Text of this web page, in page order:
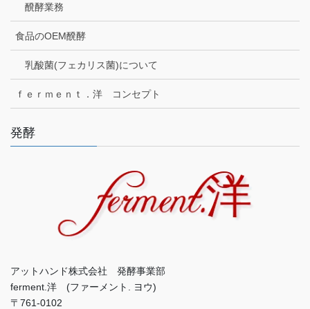
醗酵業務
食品のOEM醗酵
乳酸菌(フェカリス菌)について
ｆｅｒｍｅｎｔ．洋 コンセプト
発酵
アットハンド株式会社 発酵事業部
ferment.洋 (ファーメント. ヨウ)
〒761-0102